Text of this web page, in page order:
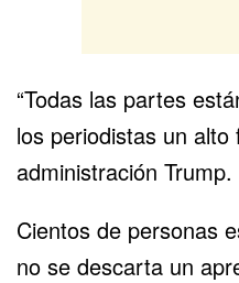
“Todas las partes
los periodistas un
administración Trump.
Cientos de personas
no se descarta un